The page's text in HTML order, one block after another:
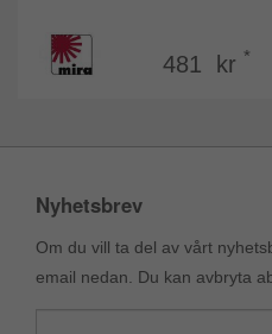
481 kr *
Nyhetsbrev
Om du vill ta del av vårt
email nedan. Du kan avbryta